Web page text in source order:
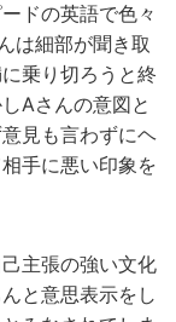
ドの英語で色々
は細部が聞き取
乗り切ろうと終
Aさんの意図と
見も言わずにヘ
手に悪い印象を
主張の強い文化
と意思表示をし